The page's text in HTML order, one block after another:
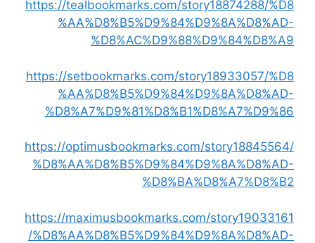
https://tealbookmarks.com/story18874288/%D8
%AA%D8%B5%D9%84%D9%8A%D8%AD-
%D8%AC%D9%88%D9%84%D8%A9
https://setbookmarks.com/story18933057/%D8
%AA%D8%B5%D9%84%D9%8A%D8%AD-
%D8%A7%D9%81%D8%B1%D8%A7%D9%86
https://optimusbookmarks.com/story18845564/
%D8%AA%D8%B5%D9%84%D9%8A%D8%AD-
%D8%BA%D8%A7%D8%B2
https://maximusbookmarks.com/story19033161
/%D8%AA%D8%B5%D9%84%D9%8A%D8%AD-